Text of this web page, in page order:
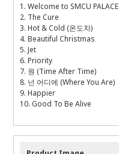
1. Welcome to SMCU PALACE
2. The Cure
3. Hot & Cold (온도차)
4. Beautiful Christmas
5. Jet
6. Priority
7. 원 (Time After Time)
8. 넌 어디에 (Where You Are)
9. Happier
10. Good To Be Alive